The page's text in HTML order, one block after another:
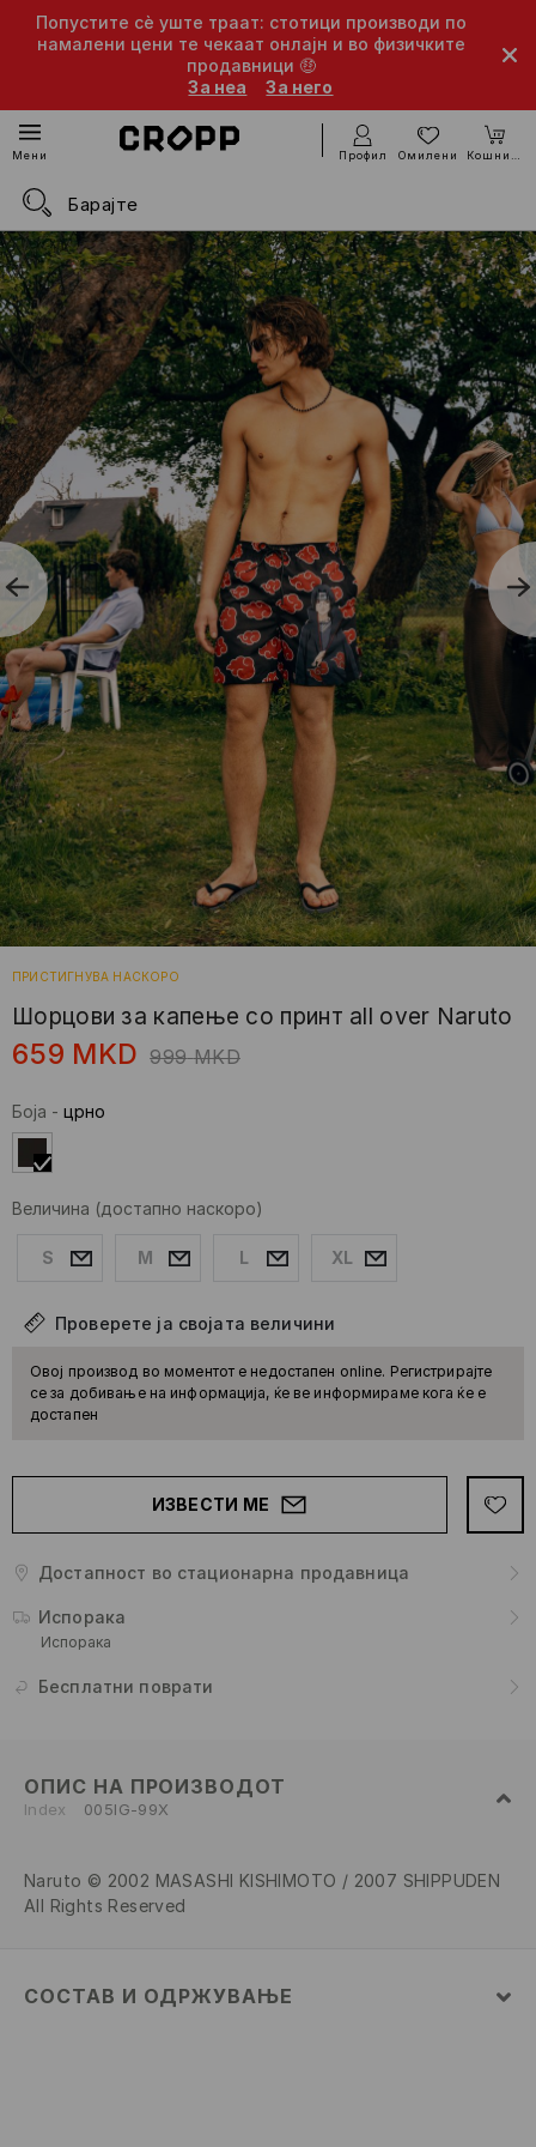
Попустите сè уште траат: стотици производи по
намалени цени те чекаат онлајн и во физичките
продавници 🤑
За неа
За него
Мени Профил Омилени Кошничка
ПРИСТИГНУВА НАСКОРО
Шорцови за капење со принт all over Naruto
659 MKD 999 MKD
Боја - црно
Величина (достапно наскоро)
S M L XL
Проверете ја својата величини
Овој производ во моментот е недостапен online. Регистрирајте
се за добивање на информација, ќе ве информираме кога ќе е
достапен
ИЗВЕСТИ МЕ
Достапност во стационарна продавница
Испорака
Испорака
Бесплатни поврати
ОПИС НА ПРОИЗВОДОТ
Index 005IG-99X
Naruto © 2002 MASASHI KISHIMOTO / 2007 SHIPPUDEN
All Rights Reserved
СОСТАВ И ОДРЖУВАЊЕ